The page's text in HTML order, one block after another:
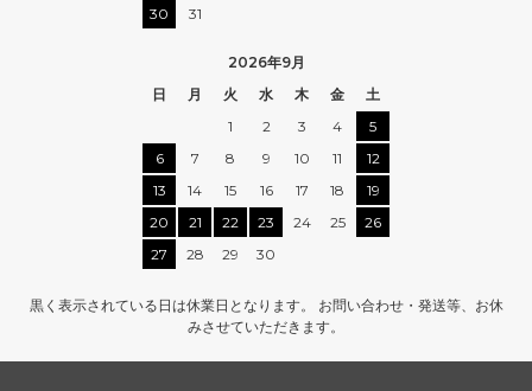
30
31
2026年9月
日
月 火 水 木 金
土
1
2 3 4
5
6
7 8 9 10 11
12
13
14 15 16 17 18
19
20
21 22 23 24 25
26
27
28 29 30
黒く表示されている日は休業日となります。 お問い合わせ・発送等、お休
みさせていただきます。